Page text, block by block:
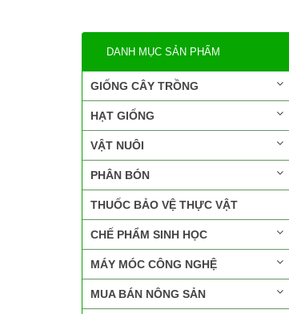
DANH MỤC SẢN PHẨM
GIỐNG CÂY TRỒNG
HẠT GIỐNG
VẬT NUÔI
PHÂN BÓN
THUỐC BẢO VỆ THỰC VẬT
CHẾ PHẨM SINH HỌC
MÁY MÓC CÔNG NGHỆ
MUA BÁN NÔNG SẢN